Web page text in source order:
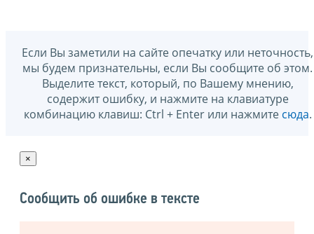
Если Вы заметили на сайте опечатку или неточность,
мы будем признательны, если Вы сообщите об этом.
Выделите текст, который, по Вашему мнению,
содержит ошибку, и нажмите на клавиатуре
комбинацию клавиш: Ctrl + Enter или нажмите сюда.
×
Сообщить об ошибке в тексте